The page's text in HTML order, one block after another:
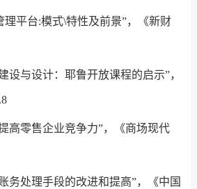
理平台:模式\特性及前景”，《新财
设与设计：耶鲁开放课程的启示”，
高零售企业竞争力”，《商场现代
务处理手段的改进和提高”，《中国